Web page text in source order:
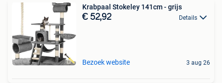
Krabpaal Stokeley 141cm - grijs
€ 52,92 Details
Bezoek website 3 aug 26